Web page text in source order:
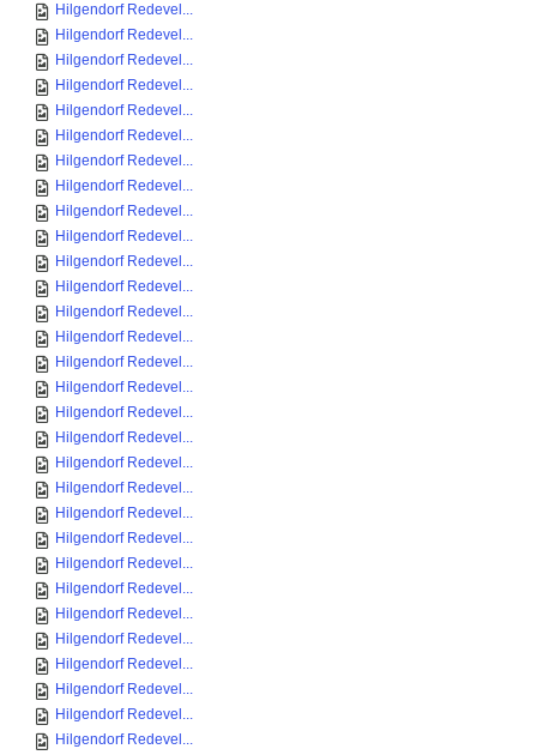
Hilgendorf Redevel...
Hilgendorf Redevel...
Hilgendorf Redevel...
Hilgendorf Redevel...
Hilgendorf Redevel...
Hilgendorf Redevel...
Hilgendorf Redevel...
Hilgendorf Redevel...
Hilgendorf Redevel...
Hilgendorf Redevel...
Hilgendorf Redevel...
Hilgendorf Redevel...
Hilgendorf Redevel...
Hilgendorf Redevel...
Hilgendorf Redevel...
Hilgendorf Redevel...
Hilgendorf Redevel...
Hilgendorf Redevel...
Hilgendorf Redevel...
Hilgendorf Redevel...
Hilgendorf Redevel...
Hilgendorf Redevel...
Hilgendorf Redevel...
Hilgendorf Redevel...
Hilgendorf Redevel...
Hilgendorf Redevel...
Hilgendorf Redevel...
Hilgendorf Redevel...
Hilgendorf Redevel...
Hilgendorf Redevel...